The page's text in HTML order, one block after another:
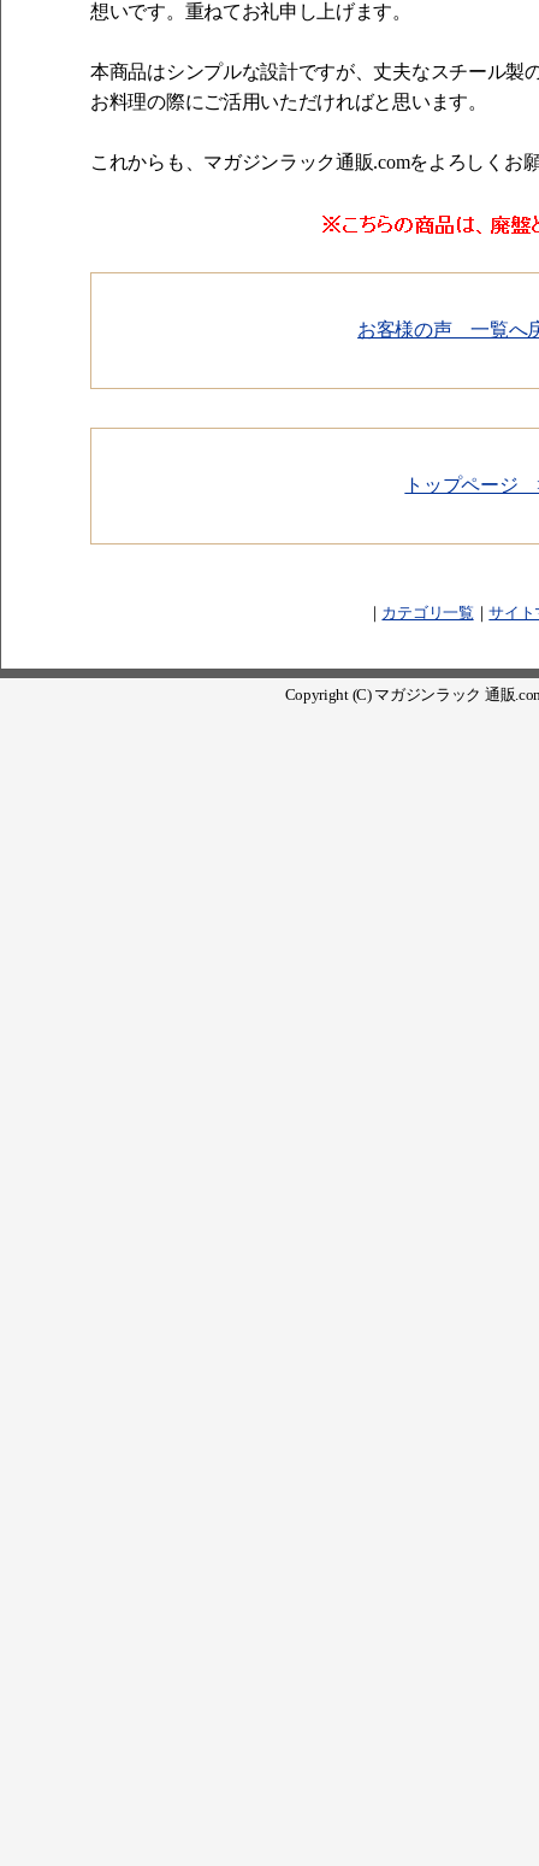
想いです。重ねてお礼申し上げます。
本商品はシンプルな設計ですが、丈夫なスチール製
お料理の際にご活用いただければと思います。
これからも、マガジンラック通販.comをよろしくお
お客様の声 一覧へ
トップページ
｜ カテゴリ一覧 ｜サイト
Copyright (C) マガジンラック 通販